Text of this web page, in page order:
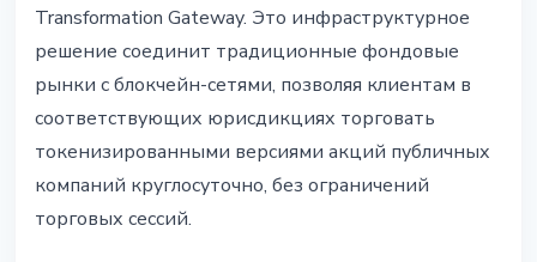
Transformation Gateway. Это инфраструктурное
решение соединит традиционные фондовые
рынки с блокчейн-сетями, позволяя клиентам в
соответствующих юрисдикциях торговать
токенизированными версиями акций публичных
компаний круглосуточно, без ограничений
торговых сессий.